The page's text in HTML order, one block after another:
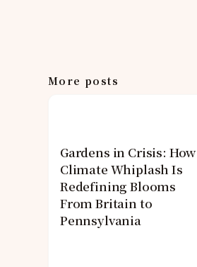
More posts
Gardens in Crisis: How
Climate Whiplash Is
Redefining Blooms
From Britain to
Pennsylvania